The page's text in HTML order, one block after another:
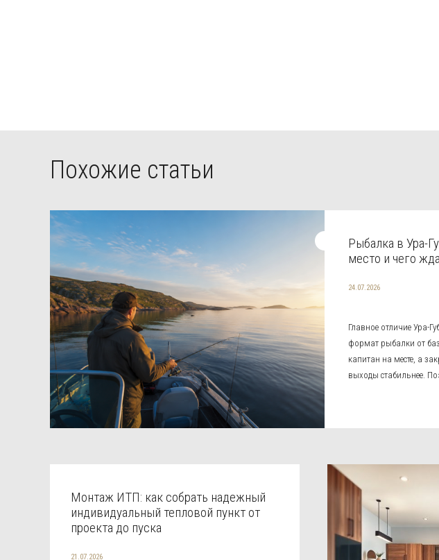
Похожие статьи
Рыбалка в Ура-
место и чего
24.07.2026
Главное отличие Ура-
формат рыбалки от
капитан на месте, а
выходы стабильнее.
Монтаж ИТП: как собрать надежный
индивидуальный тепловой пункт от
проекта до пуска
21.07.2026